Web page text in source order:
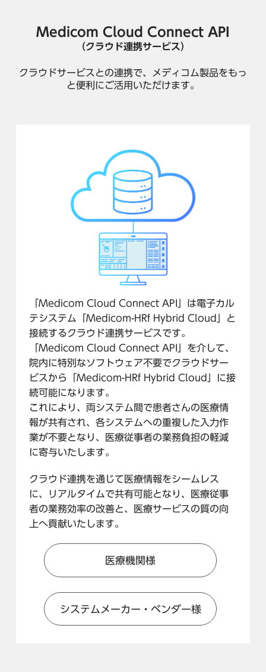
Medicom Cloud Connect API
（クラウド連携サービス）
クラウドサービスとの連携で、メディコム製品をもっ
と便利にご活用いただけます。
「Medicom Cloud Connect API」は電子カル
テシステム「Medicom-HRf Hybrid Cloud」と
接続するクラウド連携サービスです。
「Medicom Cloud Connect API」を介して、
院内に特別なソフトウェア不要でクラウドサー
ビスから「Medicom-HRf Hybrid Cloud」に接
続可能になります。
これにより、両システム間で患者さんの医療情
報が共有され、各システムへの重複した入力作
業が不要となり、医療従事者の業務負担の軽減
に寄与いたします。
クラウド連携を通じて医療情報をシームレス
に、リアルタイムで共有可能となり、医療従事
者の業務効率の改善と、医療サービスの質の向
上へ貢献いたします。
医療機関様
システムメーカー・ベンダー様